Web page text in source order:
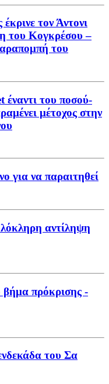
τον Άντονι
του Κογκρέσου –
του
έναντι του ποσού-
μέτοχος στην
για να παραιτηθεί
αντίληψη
βήμα πρόκρισης -
του Σα